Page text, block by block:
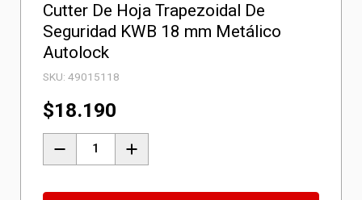
Cutter De Hoja Trapezoidal De
Seguridad KWB 18 mm Metálico
Autolock
SKU:49015118
$18.190
De